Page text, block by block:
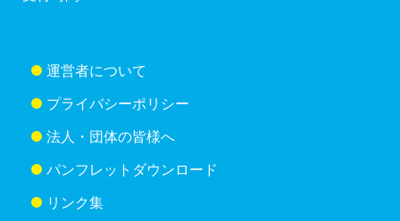
運営者について
プライバシーポリシー
法人・団体の皆様へ
パンフレットダウンロード
リンク集